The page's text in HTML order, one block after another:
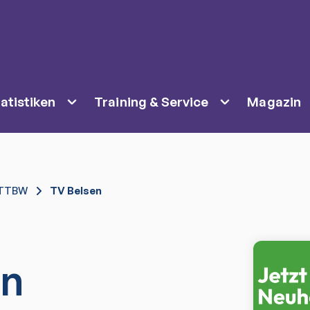
Training & Service Magazin
TV Belsen